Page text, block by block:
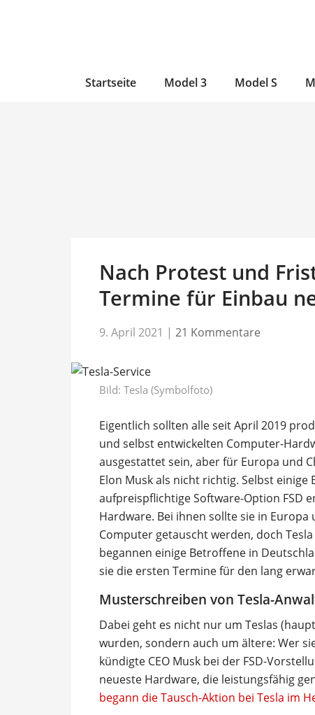
Startseite Model 3 Model S
Nach Protest und
Termine für Einbau
9. April 2021 | 21 Kommentare
Bild: Tesla (Symbolfoto)
Eigentlich sollten alle seit April 2019
und selbst entwickelten Computer-
ausgestattet sein, aber für Europa und
Elon Musk als nicht richtig. Selbst
aufpreispflichtige Software-Option FSD
Hardware. Bei ihnen sollte sie in Europa
Computer getauscht werden, doch
begannen einige Betroffene in
sie die ersten Termine für den lang
Musterschreiben von Tesla-
Dabei geht es nicht nur um Teslas
wurden, sondern auch um ältere: Wer
kündigte CEO Musk bei der FSD-
neueste Hardware, die leistungsfähig
begann die Tausch-Aktion bei Tesla im